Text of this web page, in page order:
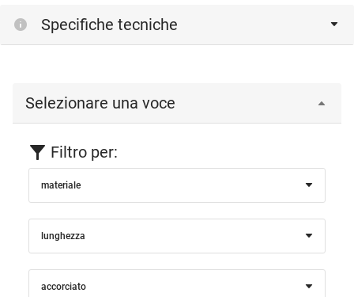
Specifiche tecniche
Selezionare una voce
Filtro per:
materiale
lunghezza
accorciato